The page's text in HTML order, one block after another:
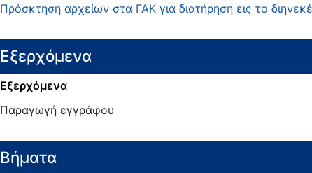
Πρόσκτηση αρχείων στα ΓΑΚ για διατήρηση εις το
Εξερχόμενα
Εξερχόμενα
Παραγωγή εγγράφου
Βήματα